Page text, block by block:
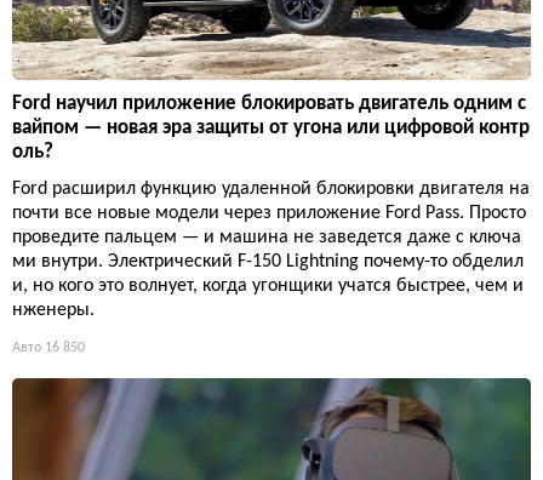
Ford научил приложение блокировать двигатель одним с
вайпом — новая эра защиты от угона или цифровой контр
оль?
Ford расширил функцию удаленной блокировки двигателя на
почти все новые модели через приложение Ford Pass. Просто
проведите пальцем — и машина не заведется даже с ключа
ми внутри. Электрический F-150 Lightning почему-то обделил
и, но кого это волнует, когда угонщики учатся быстрее, чем и
нженеры.
Авто 16 850